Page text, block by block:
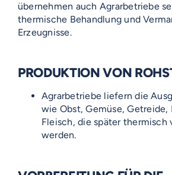
übernehmen auch Agrarbetriebe
thermische Behandlung und
Erzeugnisse.
PRODUKTION VON
Agrarbetriebe liefern die
wie Obst, Gemüse, Getreide,
Fleisch, die später thermisch
werden.